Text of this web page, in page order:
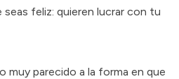
seas feliz: quieren lucrar con tu
muy parecido a la forma en que